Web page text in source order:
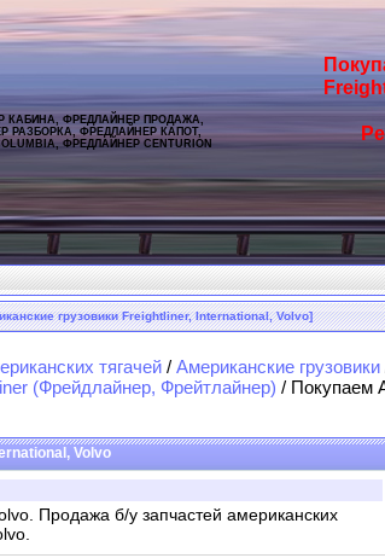
КАБИНА, ФРЕДЛАЙНЕР ПРОДАЖА,
РАЗБОРКА, ФРЕДЛАЙНЕР КАПОТ,
ФРЕДЛАЙНЕР CENTURION
грузовики Freightliner, International, Volvo]
тягачей / Американские грузовики
(Фрейдлайнер, Фрейтлайнер) /
Volvo
Продажа б/у запчастей американских